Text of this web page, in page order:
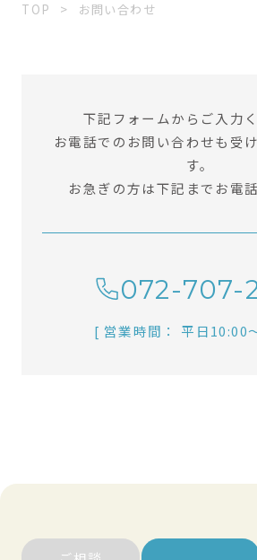
TOP お問い合わせ
下記フォームからご入力く
お電話でのお問い合わせも受
す。
お急ぎの方は下記までお電
072-707-
[ 営業時間： 平日10:00